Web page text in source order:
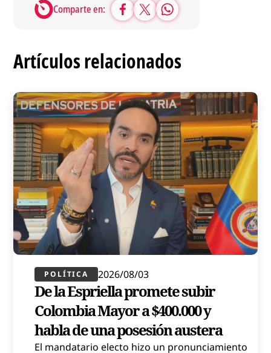
Comparte en:
Artículos relacionados
POLÍTICA​ 2026/08/03
De la Espriella promete subir
Colombia Mayor a $400.000 y
habla de una posesión austera
El mandatario electo hizo un pronunciamiento